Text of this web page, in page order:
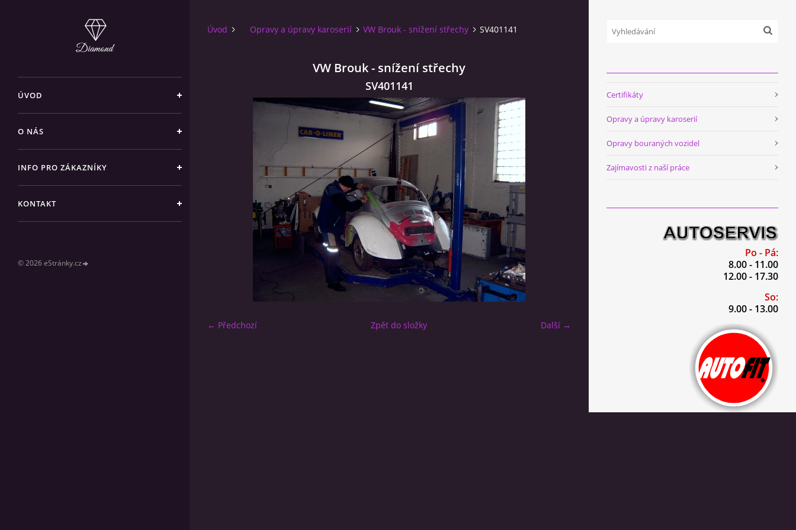
ÚVOD
O NÁS
INFO PRO ZÁKAZNÍKY
KONTAKT
© 2026 eStránky.cz
Úvod Opravy a úpravy karoserií VW Brouk - snížení střechy SV401141
VW Brouk - snížení střechy
SV401141
← Předchozí Další →
Zpět do složky
Certifikáty
Opravy a úpravy karoserií
Opravy bouraných vozidel
Zajímavosti z naší práce
Po - Pá:
8.00 - 11.00
12.00 - 17.30
So:
9.00 - 13.00